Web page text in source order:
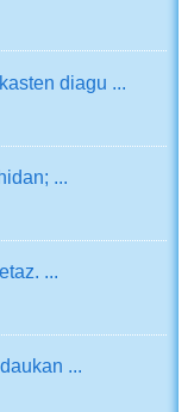
diagu ...
...
...
...